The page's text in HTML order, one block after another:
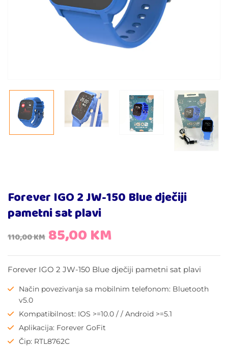
Forever IGO 2 JW-150 Blue dječiji
pametni sat plavi
110,00KM 85,00KM
Forever IGO 2 JW-150 Blue dječiji pametni sat plavi
Način povezivanja sa mobilnim telefonom: Bluetooth
v5.0
Kompatibilnost: IOS >=10.0 / / Android >=5.1
Aplikacija: Forever GoFit
Čip: RTL8762C